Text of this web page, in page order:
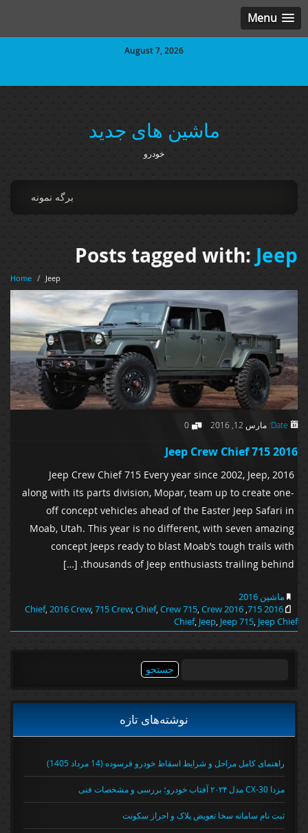
Menu
August 7, 2026
ماشین های جدید
خودرو
برگه نمونه
Posts tagged with:Jeep
Home / Jeep
Date: مارس 12, 2016 0
2016 Jeep Crew Chief 715
2016 Jeep Crew Chief 715 Every year since 2002, Jeep,
along with its parts division, Mopar, team up to create one-
off concept vehicles ahead of the Easter Jeep Safari in
Moab, Utah. This year is no different, with seven amazing
concept Jeeps ready to blast Moab’s tough trails with
thousands of Jeep enthusiasts trailing behind. […]
ماشین 2016
2016 715
,
2016 Chief
,2016 Crew,715 Crew,Chief,Crew 715,Crew
Chief,Jeep,Jeep 715,Jeep Chief
نوشته‌های تازه
راهنمای کامل مراحل و شرایط اسقاط خودرو فرسوده (14 مرداد 1405)
مزدا CX-30 مدل ۲۰۲۴ آفتاب خودرو؛ بررسی و مشخصات فنی
ثبت نام سامانه سخا تعویض پلاک و احراز سکونت